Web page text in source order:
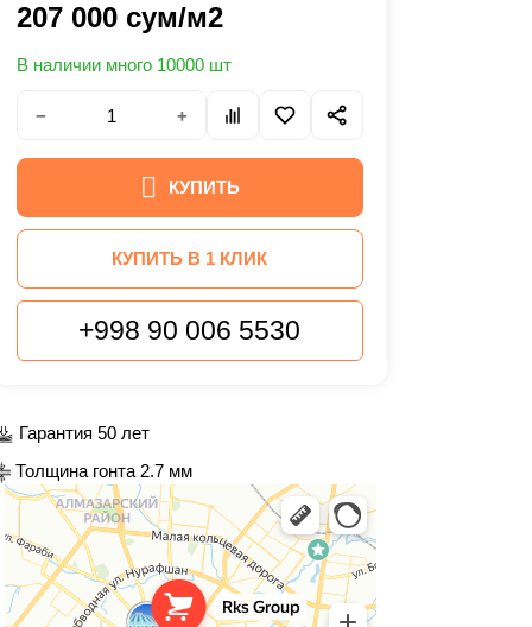
207 000 сум/м2
В наличии много 10000 шт
− +
КУПИТЬ
КУПИТЬ В 1 КЛИК
+998 90 006 5530
Гарантия 50 лет
Толщина гонта 2.7 мм